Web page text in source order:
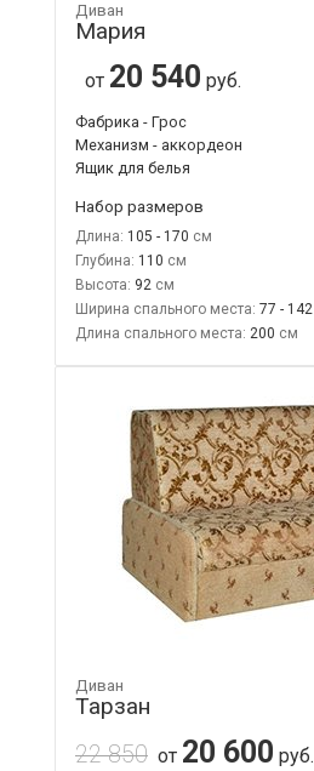
Диван
Мария
от 20 540 руб.
Фабрика - Грос
Механизм - аккордеон
Ящик для белья
Набор размеров
Длина: 105 - 170
Глубина: 110
Высота: 92
Ширина спального места: 77 - 142
Длина спального места: 200
Диван
Тарзан
22 850 от 20 600 руб.